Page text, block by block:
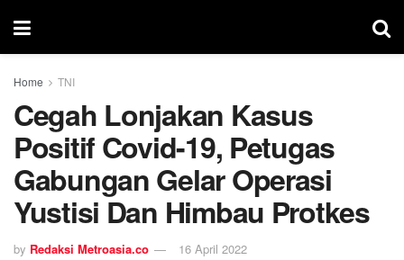
Home TNI
Cegah Lonjakan Kasus
Positif Covid-19, Petugas
Gabungan Gelar Operasi
Yustisi Dan Himbau Protkes
by Redaksi Metroasia.co 16 April 2022